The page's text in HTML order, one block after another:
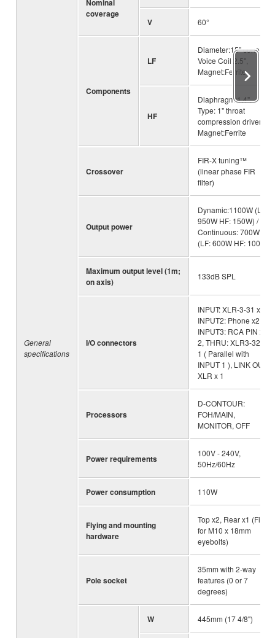
General
specifications
Nominal
coverage
V 60°
Components
LF
Diameter:15" cone,
Voice Coil:2.5",
Magnet:Ferrite
HF
Diaphragm:1.4",
Type: 1" throat
compression driver,
Magnet:Ferrite
Crossover
FIR-X tuning™
(linear phase FIR
filter)
Output power
Dynamic:1100W (LF:
950W HF: 150W) /
Continuous: 700W
(LF: 600W HF: 100W)
Maximum output level (1m;
on axis)
133dB SPL
I/O connectors
INPUT: XLR-3-31 x1 ,
INPUT2: Phone x2,
INPUT3: RCA PIN x
2, THRU: XLR3-32 x
1 ( Parallel with
INPUT 1 ), LINK OUT:
XLR x 1
Processors
D-CONTOUR:
FOH/MAIN,
MONITOR, OFF
Power requirements
100V - 240V,
50Hz/60Hz
Power consumption 110W
Flying and mounting
hardware
Top x2, Rear x1 (Fits
for M10 x 18mm
eyebolts)
Pole socket
35mm with 2-way
features (0 or 7
degrees)
W 445mm (17 4/8")